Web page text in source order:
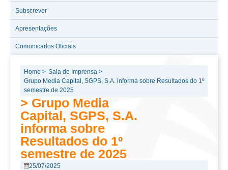
Subscrever
Apresentações
Comunicados Oficiais
Home > Sala de Imprensa >
Grupo Media Capital, SGPS, S.A. informa sobre Resultados do 1º
semestre de 2025
> Grupo Media
Capital, SGPS, S.A.
informa sobre
Resultados do 1º
semestre de 2025
25/07/2025